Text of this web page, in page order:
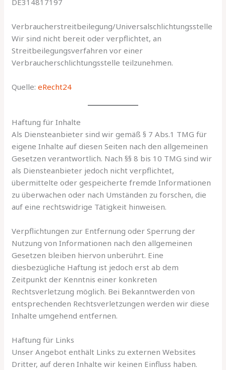
Verbraucher­streit­beilegung/Universal­schlichtungs­stelle
Wir sind nicht bereit oder verpflichtet, an
Streitbeilegungsverfahren vor einer
Verbraucherschlichtungsstelle teilzunehmen.
Quelle:eRecht24
Haftung für Inhalte
Als Diensteanbieter sind wir gemäß § 7 Abs.1 TMG für
eigene Inhalte auf diesen Seiten nach den allgemeinen
Gesetzen verantwortlich. Nach §§ 8 bis 10 TMG sind wir
als Diensteanbieter jedoch nicht verpflichtet,
übermittelte oder gespeicherte fremde Informationen
zu überwachen oder nach Umständen zu forschen, die
auf eine rechtswidrige Tätigkeit hinweisen.
Verpflichtungen zur Entfernung oder Sperrung der
Nutzung von Informationen nach den allgemeinen
Gesetzen bleiben hiervon unberührt. Eine
diesbezügliche Haftung ist jedoch erst ab dem
Zeitpunkt der Kenntnis einer konkreten
Rechtsverletzung möglich. Bei Bekanntwerden von
entsprechenden Rechtsverletzungen werden wir diese
Inhalte umgehend entfernen.
Haftung für Links
Unser Angebot enthält Links zu externen Websites
Dritter, auf deren Inhalte wir keinen Einfluss haben.